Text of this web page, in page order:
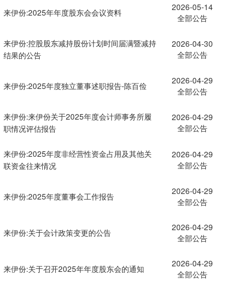
来伊份:2025年年度股东会会议资料
2026-05-14
全部公告
来伊份:控股股东减持股份计划时间届满暨减持
结果的公告
2026-04-30
全部公告
来伊份:2025年度独立董事述职报告-陈百俭
2026-04-29
全部公告
来伊份:来伊份关于2025年度会计师事务所履
职情况评估报告
2026-04-29
全部公告
来伊份:2025年度非经营性资金占用及其他关
联资金往来情况
2026-04-29
全部公告
来伊份:2025年度董事会工作报告
2026-04-29
全部公告
来伊份:关于会计政策变更的公告
2026-04-29
全部公告
来伊份:关于召开2025年年度股东会的通知
2026-04-29
全部公告